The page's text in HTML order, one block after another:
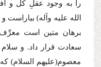
را به وجود عقلِ كل
الله علیه وآله)بیاراست و
برهان متین است
سعادت قرار داد. و
معصوم(علیهم السلام)